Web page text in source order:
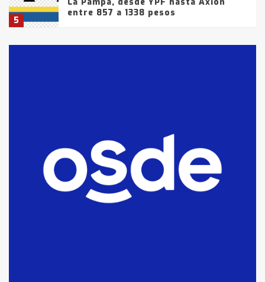
5
entre 857 a 1338 pesos
fueron detenidos por
comercialización de drogas en la
tarde del sábado
T.Lauquen: se vendió el edificio de
lo que fue la planta Industrial del